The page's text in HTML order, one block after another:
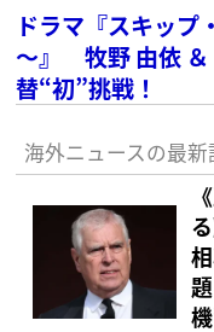
ドラマ『スキップ
～』 牧野 由依
替“初”挑戦！
海外ニュースの最新